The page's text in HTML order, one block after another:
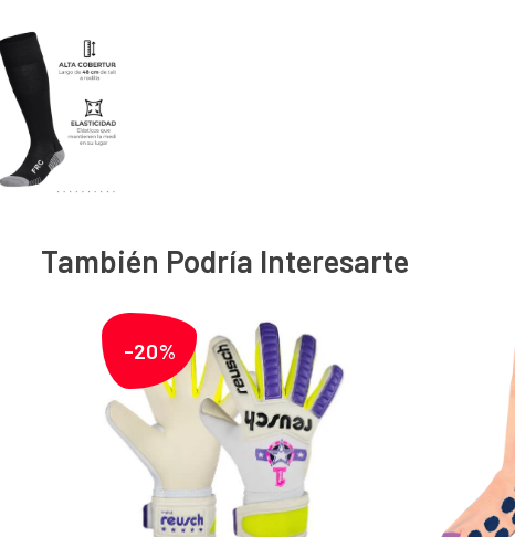
También Podría Interesarte
-20%